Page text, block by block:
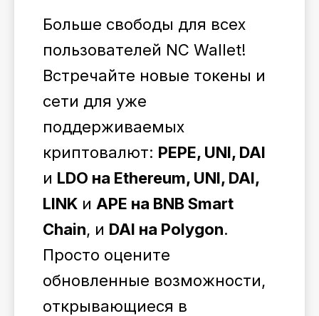
Больше свободы для всех
пользователей NC Wallet!
Встречайте новые токены и
сети для уже
поддерживаемых
криптовалют: PEPE, UNI, DAI
и LDO на Ethereum, UNI, DAI,
LINK и APE на BNB Smart
Chain, и DAI на Polygon.
Просто оцените
обновленные возможности,
открывающиеся в